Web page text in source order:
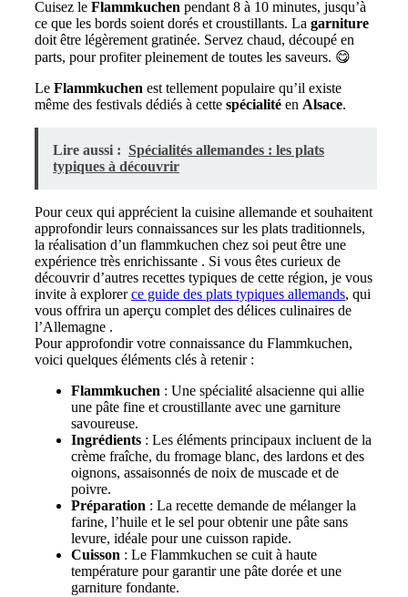
Cuisez le Flammkuchen pendant 8 à 10 minutes, jusqu’à
ce que les bords soient dorés et croustillants. La garniture
doit être légèrement gratinée. Servez chaud, découpé en
parts, pour profiter pleinement de toutes les saveurs. 😋
Le Flammkuchen est tellement populaire qu’il existe
même des festivals dédiés à cette spécialité en Alsace.
Lire aussi : Spécialités allemandes : les plats
typiques à découvrir
Pour ceux qui apprécient la cuisine allemande et souhaitent
approfondir leurs connaissances sur les plats traditionnels,
la réalisation d’un flammkuchen chez soi peut être une
expérience très enrichissante . Si vous êtes curieux de
découvrir d’autres recettes typiques de cette région, je vous
invite à explorerce guide des plats typiques allemands, qui
vous offrira un aperçu complet des délices culinaires de
l’Allemagne .
Pour approfondir votre connaissance du Flammkuchen,
voici quelques éléments clés à retenir :
Flammkuchen : Une spécialité alsacienne qui allie
une pâte fine et croustillante avec une garniture
savoureuse.
Ingrédients : Les éléments principaux incluent de la
crème fraîche, du fromage blanc, des lardons et des
oignons, assaisonnés de noix de muscade et de
poivre.
Préparation : La recette demande de mélanger la
farine, l’huile et le sel pour obtenir une pâte sans
levure, idéale pour une cuisson rapide.
Cuisson : Le Flammkuchen se cuit à haute
température pour garantir une pâte dorée et une
garniture fondante.